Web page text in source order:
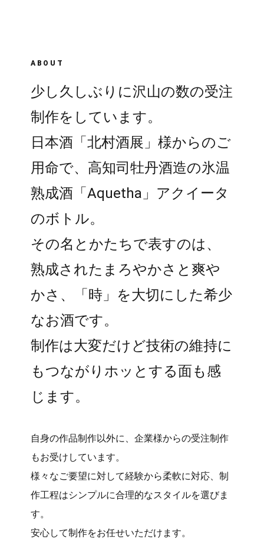
ABOUT
少し久しぶりに沢山の数の受注
制作をしています。
日本酒「北村酒展」様からのご
用命で、高知司牡丹酒造の氷温
熟成酒「Aquetha」アクイータ
のボトル。
その名とかたちで表すのは、
熟成されたまろやかさと爽や
かさ、「時」を大切にした希少
なお酒です。
制作は大変だけど技術の維持に
もつながりホッとする面も感
じます。
自身の作品制作以外に、企業様からの受注制作
もお受けしています。
様々なご要望に対して経験から柔軟に対応、制
作工程はシンプルに合理的なスタイルを選びま
す。
安心して制作をお任せいただけます。